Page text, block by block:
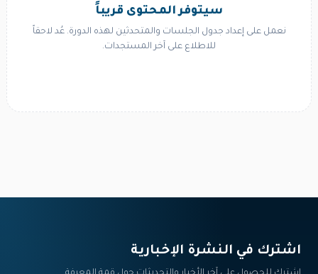
سيتوفر المحتوى قريباً
نعمل على إعداد جدول الجلسات والمتحدثين لهذه الدورة. عُد لاحقاً
للاطلاع على آخر المستجدات.
اشترك في النشرة الإخبارية‎